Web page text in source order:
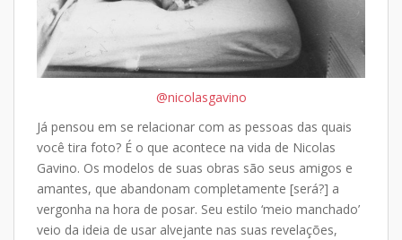
@nicolasgavino
Já pensou em se relacionar com as pessoas das quais
você tira foto? É o que acontece na vida de Nicolas
Gavino. Os modelos de suas obras são seus amigos e
amantes, que abandonam completamente [será?] a
vergonha na hora de posar. Seu estilo ‘meio manchado’
veio da ideia de usar alvejante nas suas revelações,